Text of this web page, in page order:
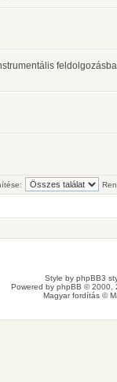
Style by phpBB3
Powered by phpBB © 2000,
Magyar fordítás ©